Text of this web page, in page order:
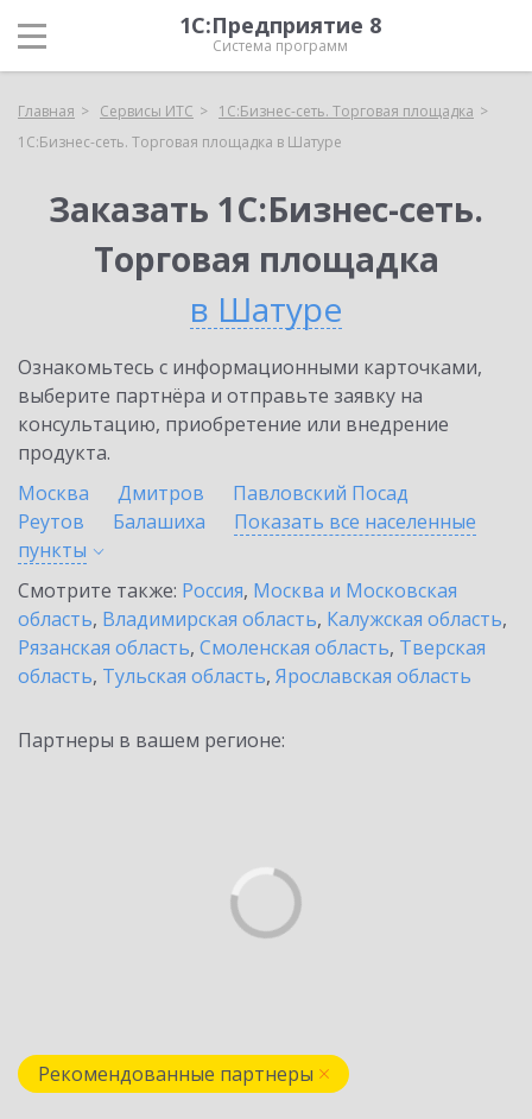
1С:Предприятие 8
Система программ
Главная Сервисы ИТС
1С:Бизнес-сеть. Торговая площадка
1С:Бизнес-сеть. Торговая площадка в Шатуре
Заказать 1С:Бизнес-сеть.
Торговая площадка
в Шатуре
Ознакомьтесь с информационными карточками,
выберите партнёра и отправьте заявку на
консультацию, приобретение или внедрение
продукта.
Москва
Дмитров
Павловский Посад
Реутов
Балашиха
Показать все населенные
пункты
Смотрите также: Россия, Москва и Московская
область, Владимирская область, Калужская область,
Рязанская область, Смоленская область, Тверская
область, Тульская область, Ярославская область
Партнеры в вашем регионе:
Рекомендованные партнеры